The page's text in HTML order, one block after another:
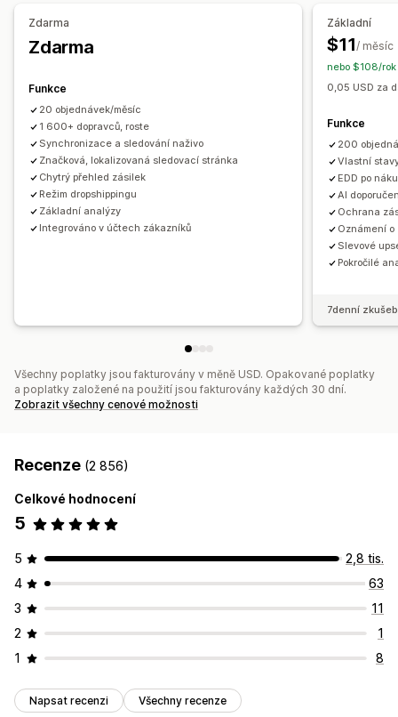
Notifikace
Vlastní notifikace
E-mailová oznámení
Zdarma
Zdarma
Funkce
20 objednávek/měsíc
1 600+ dopravců, roste
Synchronizace a sledování naživo
Značková, lokalizovaná sledovací stránka
Chytrý přehled zásilek
Režim dropshippingu
Základní analýzy
Integrováno v účtech zákazníků
Základní
$11/ měsíc
nebo $108/rok
0,05 USD za
Funkce
200
Vlastní
EDD po
AI
Ochrana
Oznámení
Slevové
Pokročilé
7denní
Všechny poplatky jsou fakturovány v měně USD. Opakované poplatky
a poplatky založené na použití jsou fakturovány každých 30 dní.
Zobrazit všechny cenové možnosti
Recenze (2 856)
Celkové hodnocení
5
5
2,8 tis.
4
63
3
11
2
1
1
8
Napsat recenzi Všechny recenze